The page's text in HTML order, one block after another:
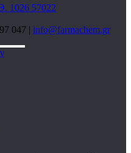
1026 57022
047 | info@farmachem.gr